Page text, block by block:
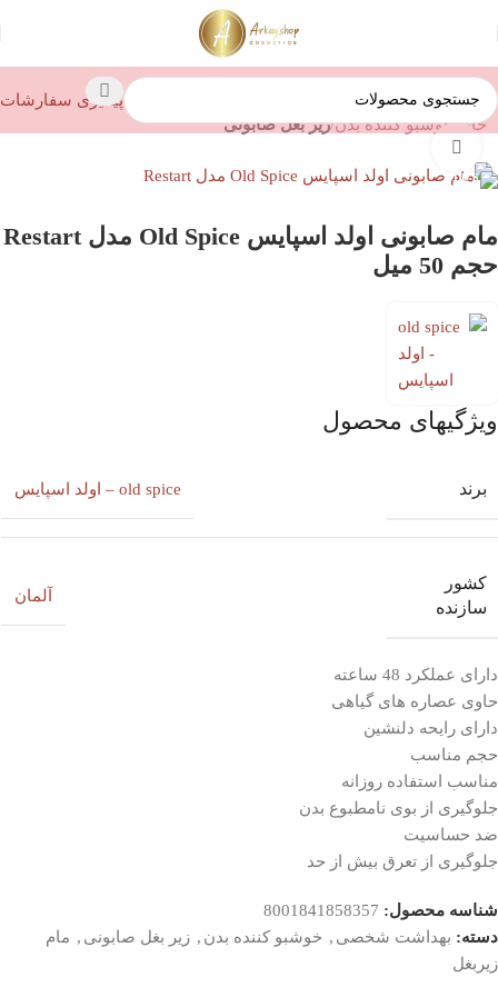
پیگیری سفارشات
خانه خوشبو کننده بدن زیر بغل صابونی
مام صابونی اولد اسپایس Old Spice مدل Restart
حجم 50 میل
ویژگیهای محصول
برند old spice – اولد اسپایس
کشور
سازنده
آلمان
دارای عملکرد 48 ساعته
حاوی عصاره های گیاهی
دارای رایحه دلنشین
حجم مناسب
مناسب استفاده روزانه
جلوگیری از بوی نامطبوع بدن
ضد حساسیت
جلوگیری از تعرق بیش از حد
شناسه محصول: 8001841858357
دسته: بهداشت شخصی , خوشبو کننده بدن , زیر بغل صابونی , مام
زیربغل